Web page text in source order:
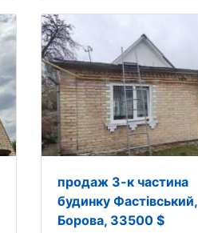
продаж 3-к частина
будинку Фастівський,
Борова, 33500 $